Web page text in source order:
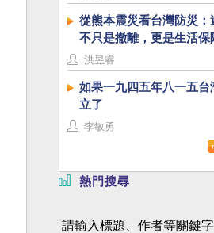
從熊本震災看台灣防災：
不只是撤離，更是生活保
洪昱睿
如果一九四五年八一五台
立了
李敏勇
熱門搜尋
請輸入標題、作者等關鍵字